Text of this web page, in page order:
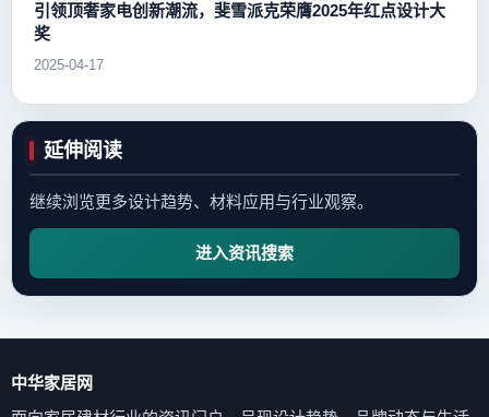
引领顶奢家电创新潮流，斐雪派克荣膺2025年红点设计大
奖
2025-04-17
延伸阅读
继续浏览更多设计趋势、材料应用与行业观察。
进入资讯搜索
中华家居网